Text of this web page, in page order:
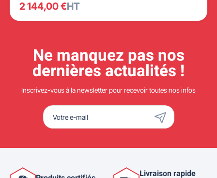
2 144,00 €HT
Ne manquez pas nos
dernières actualités !
Inscrivez-vous à la newsletter pour recevoir toutes nos infos
Livraison rapide